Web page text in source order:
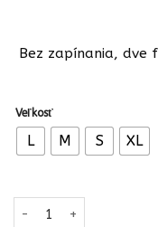
Bez zapínania, dve
Veľkosť
L M S XL
množstvo Pánsky